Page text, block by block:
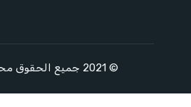
© 2021 جميع الحقوق محفوظة.